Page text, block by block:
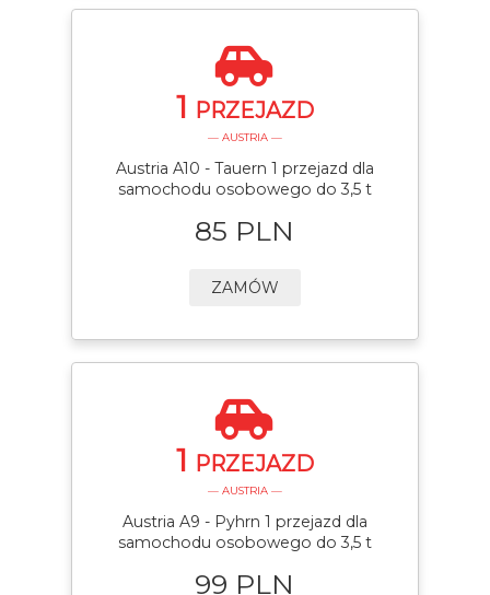
1 PRZEJAZD
— AUSTRIA —
Austria A10 - Tauern 1 przejazd dla
samochodu osobowego do 3,5 t
85 PLN
ZAMÓW
1 PRZEJAZD
— AUSTRIA —
Austria A9 - Pyhrn 1 przejazd dla
samochodu osobowego do 3,5 t
99 PLN